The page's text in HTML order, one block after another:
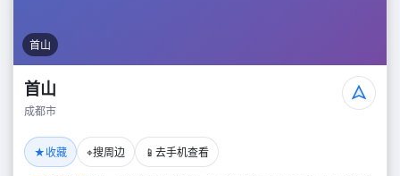
首山
首山
成都市
★收藏 ⌖搜周边 📱 去手机查看